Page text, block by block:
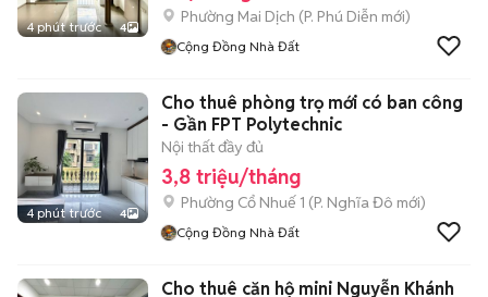
4 phút trước 4
Phường Mai Dịch (P. Phú Diễn mới)
Cộng Đồng Nhà Đất
4 phút trước 4
Cho thuê phòng trọ mới có ban công
- Gần FPT Polytechnic
Nội thất đầy đủ
3,8 triệu/tháng
Phường Cổ Nhuế 1 (P. Nghĩa Đô mới)
Cộng Đồng Nhà Đất
Cho thuê căn hộ mini Nguyễn Khánh